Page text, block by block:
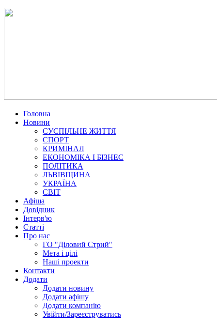
Головна
Новини
СУСПІЛЬНЕ ЖИТТЯ
СПОРТ
КРИМІНАЛ
ЕКОНОМІКА І БІЗНЕС
ПОЛІТИКА
ЛЬВІВЩИНА
УКРАЇНА
СВІТ
Афіша
Довідник
Інтерв'ю
Статті
Про нас
ГО "Діловий Стрий"
Мета і цілі
Наші проекти
Контакти
Додати
Додати новину
Додати афішу
Додати компанію
Увійти/Зареєструватись